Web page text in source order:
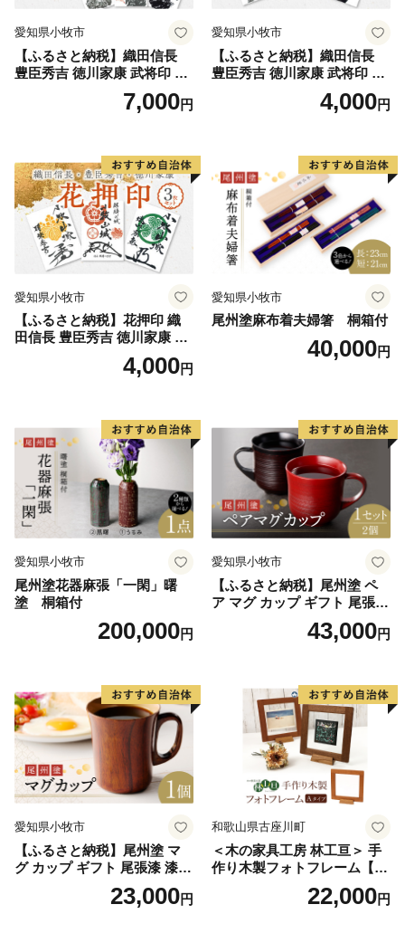
愛知県小牧市
【ふるさと納税】織田信長
豊臣秀吉 徳川家康 武将印 花
押印 6枚 セット イラスト 戦
国 武将 小牧山城 墨絵 龍画師
グッズ 愛知県 小牧市 お取り
寄せ 送料無料
7,000円
愛知県小牧市
【ふるさと納税】織田信長
豊臣秀吉 徳川家康 武将印 3
枚 セット イラスト 戦国 武将
小牧山城 墨絵 龍画師 書道ア
愛知県 小牧市 お取り寄せ 送
料無料
4,000円
愛知県小牧市
【ふるさと納税】花押印 織
田信長 豊臣秀吉 徳川家康 3
枚 セット 戦国 武将 小牧山城
墨絵 龍画師 書道アーティス
牧市 お取り寄せ 送料無料
4,000円
愛知県小牧市
尾州塗麻布着夫婦箸 桐箱付
40,000円
愛知県小牧市
尾州塗花器麻張「一閑」曙
塗 桐箱付
200,000円
愛知県小牧市
【ふるさと納税】尾州塗 ペ
ア マグ カップ ギフト 尾張漆
漆 漆器 漆器工芸 工芸品 芸術
性 実用性 抗菌性 美味しく安
抗ウイルス効果 お取り寄せ
愛知県 小牧市 送料無料
43,000円
愛知県小牧市
【ふるさと納税】尾州塗 マ
グ カップ ギフト 尾張漆 漆
漆器 漆器工芸 工芸品 芸術性
実用性 抗菌性 美味しく安全
23,000円
和歌山県古座川町
＜木の家具工房 林工亘＞ 手
作り木製フォトフレーム【A
22,000円